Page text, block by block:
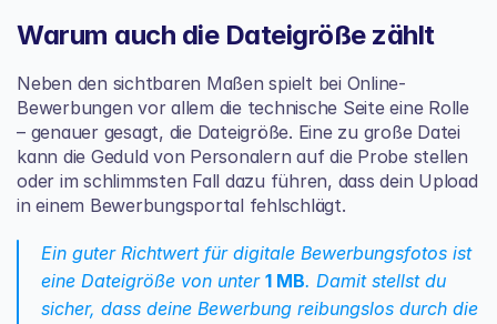
Warum auch die Dateigröße zählt
Neben den sichtbaren Maßen spielt bei Online-
Bewerbungen vor allem die technische Seite eine Rolle
– genauer gesagt, die Dateigröße. Eine zu große Datei
kann die Geduld von Personalern auf die Probe stellen
oder im schlimmsten Fall dazu führen, dass dein Upload
in einem Bewerbungsportal fehlschlägt.
Ein guter Richtwert für digitale Bewerbungsfotos ist
eine Dateigröße von unter 1 MB. Damit stellst du
sicher, dass deine Bewerbung reibungslos durch die